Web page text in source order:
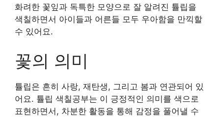
화려한 꽃잎과 독특한 모양으로 잘 알려진 튤립을
색칠하면서 아이들과 어른들 모두 우아함을 만끽할
수 있어요.
꽃의 의미
튤립은 흔히 사랑, 재탄생, 그리고 봄과 연관되어 있
어요. 튤립 색칠공부는 이 긍정적인 의미를 색으로
표현하면서, 차분한 활동을 통해 감정을 풀어낼 수